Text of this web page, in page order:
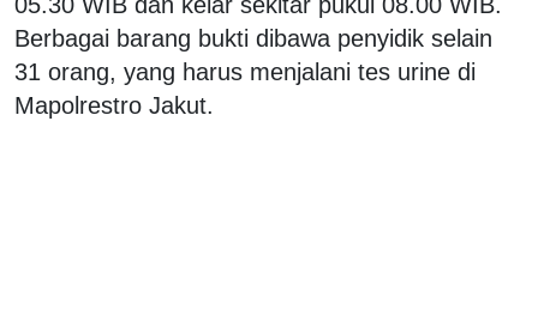
Berbagai barang bukti dibawa penyidik selain
31 orang, yang harus menjalani tes urine di
Mapolrestro Jakut.